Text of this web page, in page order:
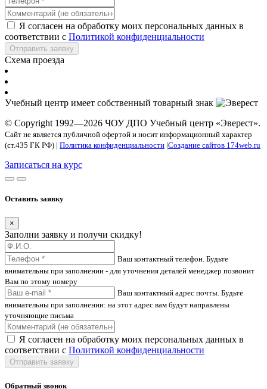
Я согласен на обработку моих персональных данных в
соответствии с Политикой конфиденциальности
Отправить заявку
Схема проезда
Учебный центр имеет собственный товарный знак
© Copyright 1992—2026 ЧОУ ДПО Учебный центр «Эверест».
Сайт не является публичной офертой и носит информационный характер
(ст.435 ГК РФ) | Политика конфиденциальности |Создание сайтов 174web.ru
Записаться на курс
Оставить заявку
×
Заполни заявку и получи скидку!
Ваш контактный телефон. Будьте
внимательны при заполнении - для уточнения деталей менеджер позвонит
Вам по этому номеру
Ваш контактный адрес почты. Будьте
внимательны при заполнении: на этот адрес вам будут направлены
уточняющие письма
Я согласен на обработку моих персональных данных в
соответствии с Политикой конфиденциальности
Отправить заявку
Обратный звонок